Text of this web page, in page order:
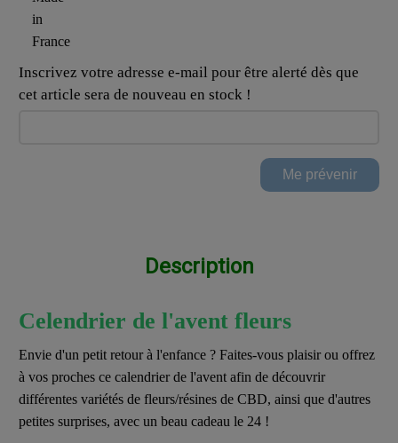
Inscrivez votre adresse e-mail pour être alerté dès que
cet article sera de nouveau en stock !
Description
Celendrier de l'avent fleurs
Envie d'un petit retour à l'enfance ? Faites-vous plaisir ou offrez
à vos proches ce calendrier de l'avent afin de découvrir
différentes variétés de fleurs/résines de CBD, ainsi que d'autres
petites surprises, avec un beau cadeau le 24 !